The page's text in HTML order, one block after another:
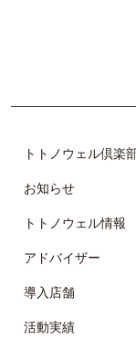
トトノウェル倶楽
お知らせ
トトノウェル情報
アドバイザー
導入店舗
活動実績